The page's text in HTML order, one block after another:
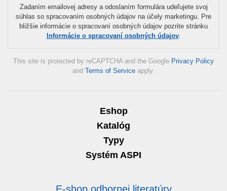
Zadaním emailovej adresy a odoslaním formulára udeľujete svoj
súhlas so spracovaním osobných údajov na účely marketingu. Pre
bližšie informácie o spracovaní osobných údajov pozrite stránku
Informácie o spracovaní osobných údajov.
This site is protected by reCAPTCHA and the Google Privacy Policy
and Terms of Service apply.
Eshop
Katalóg
Typy
Systém ASPI